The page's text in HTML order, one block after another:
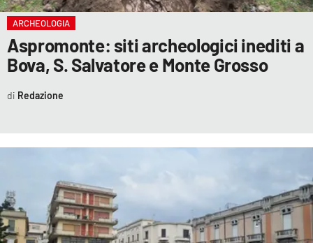
LACAPITALENEWS.IT
App
ARCHEOLOGIA
Aspromonte: siti archeologici inediti a
Bova, S. Salvatore e Monte Grosso
Redazione